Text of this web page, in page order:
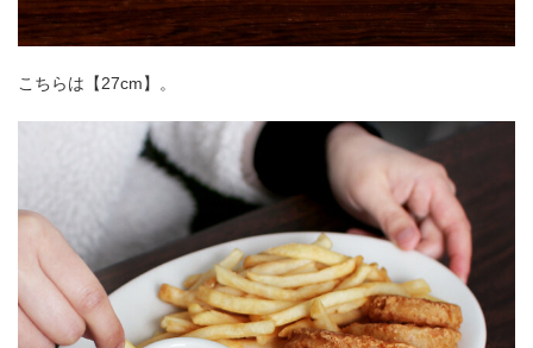
こちらは【27cm】。